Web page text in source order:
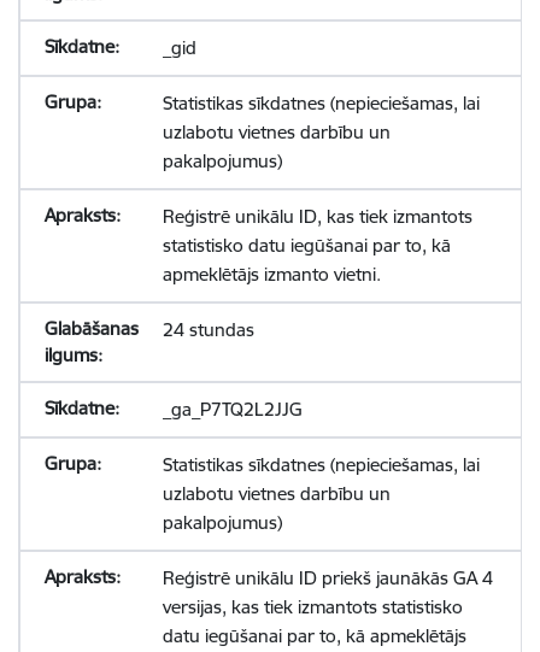
_gid
Statistikas sīkdatnes (nepieciešamas, lai
uzlabotu vietnes darbību un
pakalpojumus)
Reģistrē unikālu ID, kas tiek izmantots
statistisko datu iegūšanai par to, kā
apmeklētājs izmanto vietni.
24 stundas
_ga_P7TQ2L2JJG
Statistikas sīkdatnes (nepieciešamas, lai
uzlabotu vietnes darbību un
pakalpojumus)
Reģistrē unikālu ID priekš jaunākās GA 4
versijas, kas tiek izmantots statistisko
datu iegūšanai par to, kā apmeklētājs